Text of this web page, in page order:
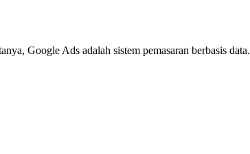
Google Ads adalah sistem pemasaran berbasis data.